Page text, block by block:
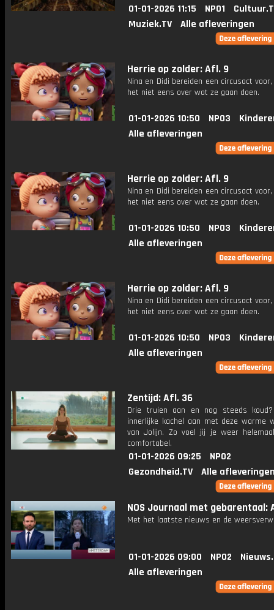
01-01-2026 11:15 NPO1
Muziek.TV
Alle afleveringen
Herrie op zolder: Afl. 9
Nina en Didi bereiden een circusact
het niet eens over wat ze gaan doen.
01-01-2026 10:50 NPO3
Alle afleveringen
Herrie op zolder: Afl. 9
Nina en Didi bereiden een circusact
het niet eens over wat ze gaan doen.
01-01-2026 10:50 NPO3
Alle afleveringen
Herrie op zolder: Afl. 9
Nina en Didi bereiden een circusact
het niet eens over wat ze gaan doen.
01-01-2026 10:50 NPO3
Alle afleveringen
Zentijd: Afl. 36
Drie truien aan en nog steeds
innerlijke kachel aan met deze warme
van Jolijn. Zo voel jij je weer
comfortabel.
01-01-2026 09:25
NPO2
Gezondheid.TV
Alle
NOS Journaal met gebarentaal:
Met het laatste nieuws en de
01-01-2026 09:00 NPO2
Alle afleveringen